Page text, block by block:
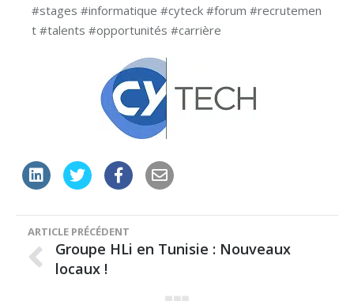
#stages #informatique #cyteck #forum #recrutemen
t #talents #opportunités #carrière
Groupe HLi en Tunisie : Nouveaux
locaux !